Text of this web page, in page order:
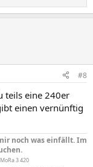
#8
teils eine 240er
einen vernünftig
noch was einfällt. Im
3 420